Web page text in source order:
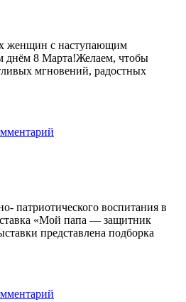
женщин с наступающим
8 Марта!Желаем, чтобы
мгновений, радостных
патриотического воспитания в
«Мой папа — защитник
представлена подборка